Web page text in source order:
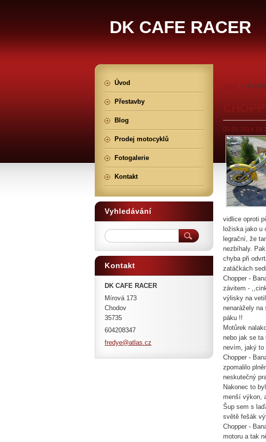
DK CAFE RACER
>
03.03.2014
vidlice oproti
ložiska jako u
legrační, že
nezbíhaly.
chyba při
zatáčkách
Chopper -
závitem -
výlisky na
nenarážely
páku !!
Motůrek
nebo jak se
nevím, jaký to
Chopper -
zpomalilo
neskutečný
Nakonec to
menší výkon,
Šup sem s
světě fešák
Chopper -
motoru a tak
Úvod
Přestavby
Blog
Prodej motocyklů
Fotogalerie
Kontakt
Vyhledávání
Kontakt
DK CAFE RACER
Mírová 173
Chodov
35735
604208347
fredye@atlas.cz